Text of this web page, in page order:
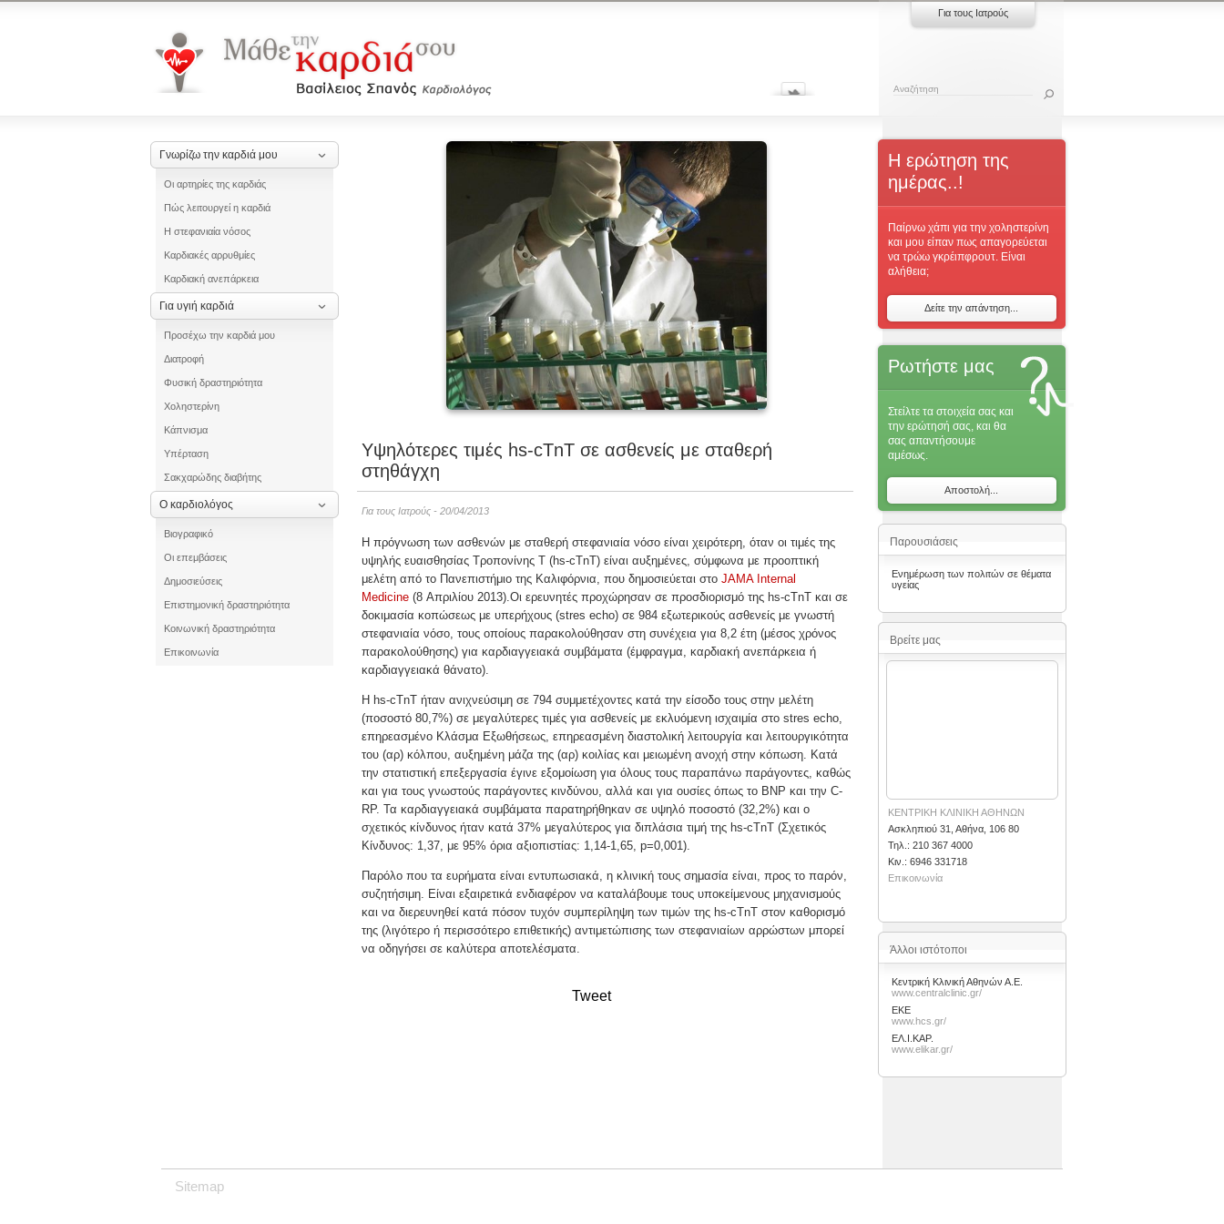
Για τους Ιατρούς
Γνωρίζω την καρδιά μου
Οι αρτηρίες της καρδιάς
Πώς λειτουργεί η καρδιά
Η στεφανιαία νόσος
Καρδιακές αρρυθμίες
Καρδιακή ανεπάρκεια
Για υγιή καρδιά
Προσέχω την καρδιά μου
Διατροφή
Φυσική δραστηριότητα
Χοληστερίνη
Κάπνισμα
Υπέρταση
Σακχαρώδης διαβήτης
Ο καρδιολόγος
Βιογραφικό
Οι επεμβάσεις
Δημοσιεύσεις
Επιστημονική δραστηριότητα
Κοινωνική δραστηριότητα
Επικοινωνία
Υψηλότερες τιμές hs-cTnT σε ασθενείς με σταθερή
στηθάγχη
Για τους Ιατρούς - 20/04/2013
Η πρόγνωση των ασθενών με σταθερή στεφανιαία νόσο είναι χειρότερη, όταν οι τιμές της
υψηλής ευαισθησίας Τροπονίνης Τ (hs-cTnT) είναι αυξημένες, σύμφωνα με προοπτική
μελέτη από το Πανεπιστήμιο της Καλιφόρνια, που δημοσιεύεται στο JAMA Internal
Medicine (8 Απριλίου 2013).Οι ερευνητές προχώρησαν σε προσδιορισμό της hs-cTnT και σε
δοκιμασία κοπώσεως με υπερήχους (stres echo) σε 984 εξωτερικούς ασθενείς με γνωστή
στεφανιαία νόσο, τους οποίους παρακολούθησαν στη συνέχεια για 8,2 έτη (μέσος χρόνος
παρακολούθησης) για καρδιαγγειακά συμβάματα (έμφραγμα, καρδιακή ανεπάρκεια ή
καρδιαγγειακά θάνατο).
Η hs-cTnT ήταν ανιχνεύσιμη σε 794 συμμετέχοντες κατά την είσοδο τους στην μελέτη
(ποσοστό 80,7%) σε μεγαλύτερες τιμές για ασθενείς με εκλυόμενη ισχαιμία στο stres echo,
επηρεασμένο Κλάσμα Εξωθήσεως, επηρεασμένη διαστολική λειτουργία και λειτουργικότητα
του (αρ) κόλπου, αυξημένη μάζα της (αρ) κοιλίας και μειωμένη ανοχή στην κόπωση. Κατά
την στατιστική επεξεργασία έγινε εξομοίωση για όλους τους παραπάνω παράγοντες, καθώς
και για τους γνωστούς παράγοντες κινδύνου, αλλά και για ουσίες όπως το BNP και την C-
RP. Τα καρδιαγγειακά συμβάματα παρατηρήθηκαν σε υψηλό ποσοστό (32,2%) και ο
σχετικός κίνδυνος ήταν κατά 37% μεγαλύτερος για διπλάσια τιμή της hs-cTnT (Σχετικός
Κίνδυνος: 1,37, με 95% όρια αξιοπιστίας: 1,14-1,65, p=0,001).
Παρόλο που τα ευρήματα είναι εντυπωσιακά, η κλινική τους σημασία είναι, προς το παρόν,
συζητήσιμη. Είναι εξαιρετικά ενδιαφέρον να καταλάβουμε τους υποκείμενους μηχανισμούς
και να διερευνηθεί κατά πόσον τυχόν συμπερίληψη των τιμών της hs-cTnT στον καθορισμό
της (λιγότερο ή περισσότερο επιθετικής) αντιμετώπισης των στεφανιαίων αρρώστων μπορεί
να οδηγήσει σε καλύτερα αποτελέσματα.
Tweet
Η ερώτηση της
ημέρας..!
Παίρνω χάπι για την χοληστερίνη
και μου είπαν πως απαγορεύεται
να τρώω γκρέιπφρουτ. Είναι
αλήθεια;
Δείτε την απάντηση...
Ρωτήστε μας
Στείλτε τα στοιχεία σας και
την ερώτησή σας, και θα
σας απαντήσoυμε
αμέσως.
Αποστολή...
Παρουσιάσεις
Ενημέρωση των πολιτών σε θέματα
υγείας
Βρείτε μας
ΚΕΝΤΡΙΚΗ ΚΛΙΝΙΚΗ ΑΘΗΝΩΝ
Ασκληπιού 31, Αθήνα, 106 80
Τηλ.: 210 367 4000
Kιν.: 6946 331718
Επικοινωνία
Άλλοι ιστότοποι
Κεντρική Κλινική Αθηνών Α.Ε.
www.centralclinic.gr/
ΕΚΕ
www.hcs.gr/
ΕΛ.Ι.ΚΑΡ.
www.elikar.gr/
Sitemap